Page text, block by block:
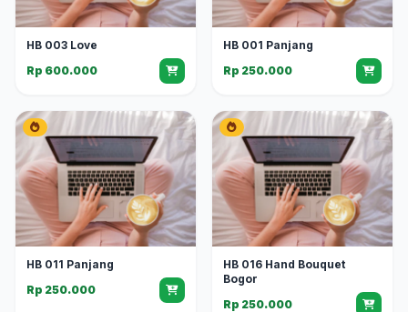
HB 003 Love
Rp 600.000
HB 001 Panjang
Rp 250.000
HB 011 Panjang
Rp 250.000
HB 016 Hand Bouquet
Bogor
Rp 250.000